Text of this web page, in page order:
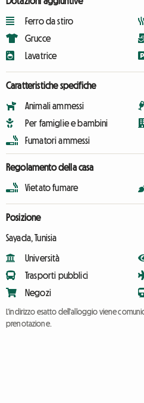
Ferro da stiro
Grucce
Lavatrice
Caratteristiche specifiche
Animali ammessi
Per famiglie e bambini
Fumatori ammessi
Regolamento della casa
Vietato fumare
Posizione
Sayada, Tunisia
Università
Trasporti pubblici
Negozi
L'indirizzo esatto dell'alloggio viene
prenotazione.